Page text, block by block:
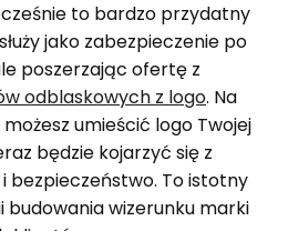
to bardzo przydatny
jako zabezpieczenie po
poszerzając ofertę z
odblaskowych z logo. Na
umieścić logo Twojej
będzie kojarzyć się z
bezpieczeństwo. To istotny
wizerunku marki